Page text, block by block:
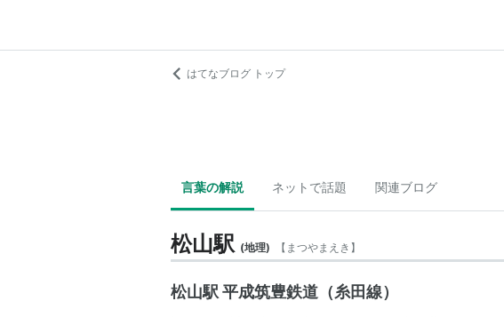
はてなブログ トップ
言葉の解説 ネットで話題 関連ブログ
松山駅 (地理) 【 まつやまえき 】
松山駅 平成筑豊鉄道（糸田線）